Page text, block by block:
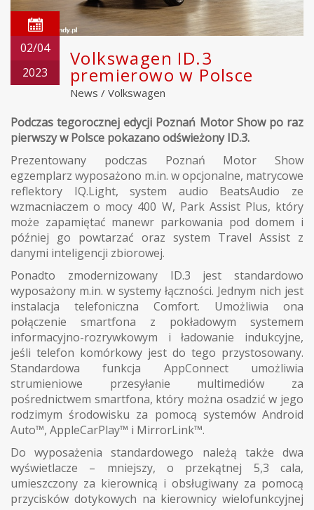
02/04
2023
Volkswagen ID.3
premierowo w Polsce
News / Volkswagen
Podczas tegorocznej edycji Poznań Motor Show po raz
pierwszy w Polsce pokazano odświeżony ID.3.
Prezentowany podczas Poznań Motor Show
egzemplarz wyposażono m.in. w opcjonalne, matrycowe
reflektory IQ.Light, system audio BeatsAudio ze
wzmacniaczem o mocy 400 W, Park Assist Plus, który
może zapamiętać manewr parkowania pod domem i
później go powtarzać oraz system Travel Assist z
danymi inteligencji zbiorowej.
Ponadto zmodernizowany ID.3 jest standardowo
wyposażony m.in. w systemy łączności. Jednym nich jest
instalacja telefoniczna Comfort. Umożliwia ona
połączenie smartfona z pokładowym systemem
informacyjno-rozrywkowym i ładowanie indukcyjne,
jeśli telefon komórkowy jest do tego przystosowany.
Standardowa funkcja AppConnect umożliwia
strumieniowe przesyłanie multimediów za
pośrednictwem smartfona, który można osadzić w jego
rodzimym środowisku za pomocą systemów Android
Auto™, AppleCarPlay™ i MirrorLink™.
Do wyposażenia standardowego należą także dwa
wyświetlacze – mniejszy, o przekątnej 5,3 cala,
umieszczony za kierownicą i obsługiwany za pomocą
przycisków dotykowych na kierownicy wielofunkcyjnej